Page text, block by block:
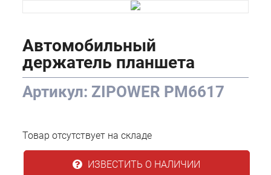
Автомобильный
держатель планшета
Артикул: ZIPOWER PM6617
Товар отсутствует на складе
ИЗВЕСТИТЬ О НАЛИЧИИ